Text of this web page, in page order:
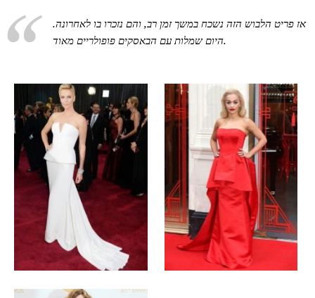
אז פריט הלבוש הזה נשכח במשך זמן רב, והם נזכרו בו לאחרונה.
היום שמלות עם הבאסקים פופולריים מאוד.